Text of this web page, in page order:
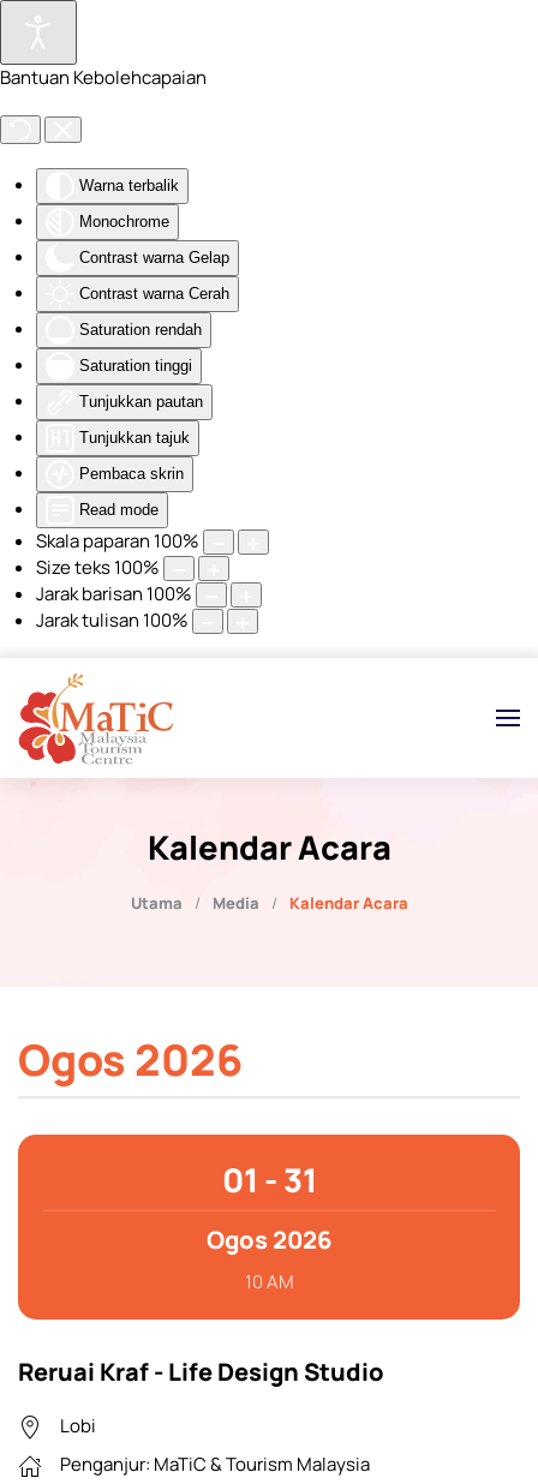
Bantuan Kebolehcapaian
Warna terbalik
Monochrome
Contrast warna Gelap
Contrast warna Cerah
Saturation rendah
Saturation tinggi
Tunjukkan pautan
Tunjukkan tajuk
Pembaca skrin
Read mode
Skala paparan 100%
Size teks100%
Jarak barisan 100%
Jarak tulisan 100%
Skip to main content
Kalendar Acara
Utama Media Kalendar Acara
Ogos 2026
01 - 31
Ogos 2026
10 AM
Reruai Kraf - Life Design Studio
Lobi
Penganjur: MaTiC & Tourism Malaysia